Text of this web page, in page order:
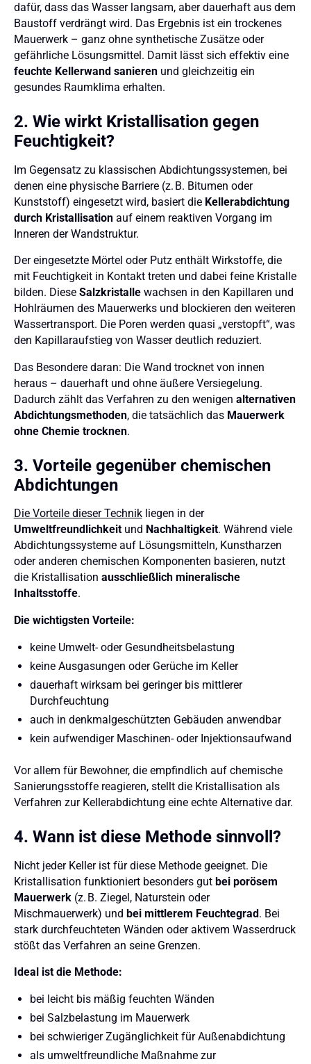
dafür, dass das Wasser langsam, aber dauerhaft aus dem
Baustoff verdrängt wird. Das Ergebnis ist ein trockenes
Mauerwerk – ganz ohne synthetische Zusätze oder
gefährliche Lösungsmittel. Damit lässt sich effektiv eine
feuchte Kellerwand sanierenund gleichzeitig ein
gesundes Raumklima erhalten.
2. Wie wirkt Kristallisation gegen
Feuchtigkeit?
Im Gegensatz zu klassischen Abdichtungssystemen, bei
denen eine physische Barriere (z. B. Bitumen oder
Kunststoff) eingesetzt wird, basiert die Kellerabdichtung
durch Kristallisation auf einem reaktiven Vorgang im
Inneren der Wandstruktur.
Der eingesetzte Mörtel oder Putz enthält Wirkstoffe, die
mit Feuchtigkeit in Kontakt treten und dabei feine Kristalle
bilden. Diese Salzkristalle wachsen in den Kapillaren und
Hohlräumen des Mauerwerks und blockieren den weiteren
Wassertransport. Die Poren werden quasi „verstopft“, was
den Kapillaraufstieg von Wasser deutlich reduziert.
Das Besondere daran: Die Wand trocknet von innen
heraus – dauerhaft und ohne äußere Versiegelung.
Dadurch zählt das Verfahren zu den wenigen alternativen
Abdichtungsmethoden, die tatsächlich das Mauerwerk
ohne Chemie trocknen.
3. Vorteile gegenüber chemischen
Abdichtungen
Die Vorteile dieser Technikliegen in der
Umweltfreundlichkeit und Nachhaltigkeit. Während viele
Abdichtungssysteme auf Lösungsmitteln, Kunstharzen
oder anderen chemischen Komponenten basieren, nutzt
die Kristallisation ausschließlich mineralische
Inhaltsstoffe.
Die wichtigsten Vorteile:
keine Umwelt- oder Gesundheitsbelastung
keine Ausgasungen oder Gerüche im Keller
dauerhaft wirksam bei geringer bis mittlerer
Durchfeuchtung
auch in denkmalgeschützten Gebäuden anwendbar
kein aufwendiger Maschinen- oder Injektionsaufwand
Vor allem für Bewohner, die empfindlich auf chemische
Sanierungsstoffe reagieren, stellt die Kristallisation als
Verfahren zur Kellerabdichtung eine echte Alternative dar.
4. Wann ist diese Methode sinnvoll?
Nicht jeder Keller ist für diese Methode geeignet. Die
Kristallisation funktioniert besonders gutbei porösem
Mauerwerk(z. B. Ziegel, Naturstein oder
Mischmauerwerk) und bei mittlerem Feuchtegrad. Bei
stark durchfeuchteten Wänden oder aktivem Wasserdruck
stößt das Verfahren an seine Grenzen.
Ideal ist die Methode:
bei leicht bis mäßig feuchten Wänden
bei Salzbelastung im Mauerwerk
bei schwieriger Zugänglichkeit für Außenabdichtung
als umweltfreundliche Maßnahme zur